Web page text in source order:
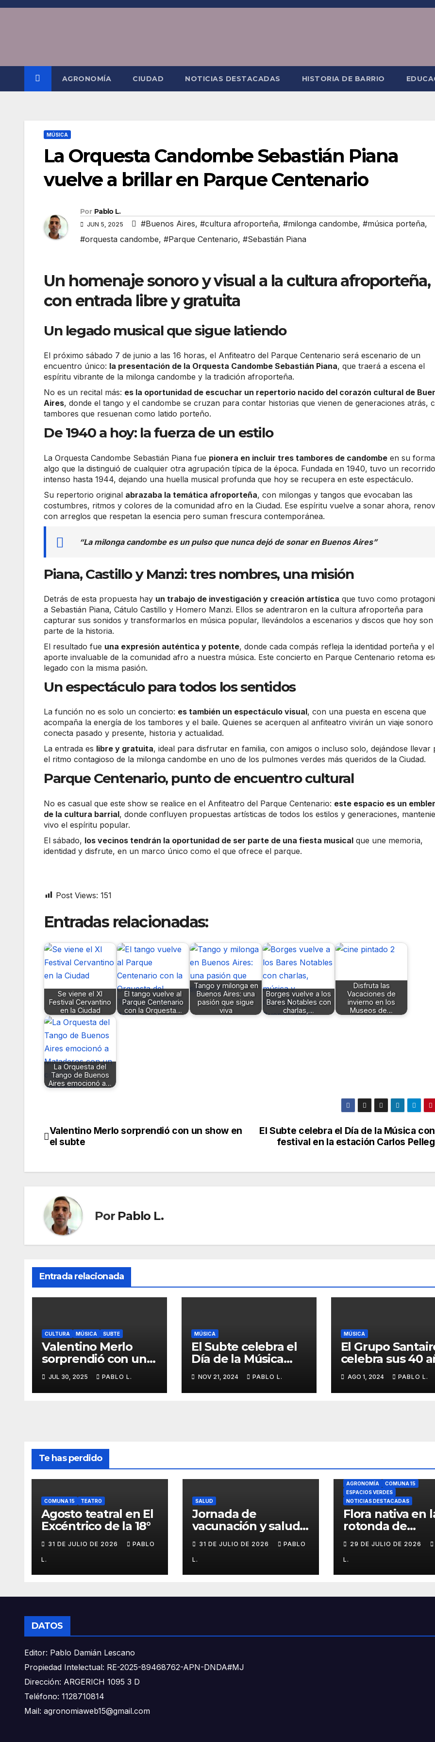
Saltar
AGRONOMÍA CIUDAD NOTICIAS DESTACADAS HISTORIA DE BARRIO
MÚSICA
La Orquesta Candombe Sebastián Piana
vuelve a brillar en Parque Centenario
Por Pablo L.
JUN 5, 2025 #Buenos Aires, #cultura afroporteña, #milonga candombe, #música porteña,
#orquesta candombe, #Parque Centenario, #Sebastián Piana
Un homenaje sonoro y visual a la cultura afroporteña,
con entrada libre y gratuita
Un legado musical que sigue latiendo
El próximo sábado 7 de junio a las 16 horas, el Anfiteatro del Parque Centenario será escenario de un
encuentro único: la presentación de la Orquesta Candombe Sebastián Piana, que traerá a escena el
espíritu vibrante de la milonga candombe y la tradición afroporteña.
No es un recital más: es la oportunidad de escuchar un repertorio nacido del corazón cultural de
Aires, donde el tango y el candombe se cruzan para contar historias que vienen de generaciones atrás,
tambores que resuenan como latido porteño.
De 1940 a hoy: la fuerza de un estilo
La Orquesta Candombe Sebastián Piana fue pionera en incluir tres tambores de candombe en su
algo que la distinguió de cualquier otra agrupación típica de la época. Fundada en 1940, tuvo un recorrido
intenso hasta 1944, dejando una huella musical profunda que hoy se recupera en este espectáculo.
Su repertorio original abrazaba la temática afroporteña, con milongas y tangos que evocaban las
costumbres, ritmos y colores de la comunidad afro en la Ciudad. Ese espíritu vuelve a sonar ahora,
con arreglos que respetan la esencia pero suman frescura contemporánea.
“La milonga candombe es un pulso que nunca dejó de sonar en Buenos Aires”
Piana, Castillo y Manzi: tres nombres, una misión
Detrás de esta propuesta hay un trabajo de investigación y creación artística que tuvo como
a Sebastián Piana, Cátulo Castillo y Homero Manzi. Ellos se adentraron en la cultura afroporteña para
capturar sus sonidos y transformarlos en música popular, llevándolos a escenarios y discos que hoy son
parte de la historia.
El resultado fue una expresión auténtica y potente, donde cada compás refleja la identidad porteña y el
aporte invaluable de la comunidad afro a nuestra música. Este concierto en Parque Centenario retoma
legado con la misma pasión.
Un espectáculo para todos los sentidos
La función no es solo un concierto: es también un espectáculo visual, con una puesta en escena que
acompaña la energía de los tambores y el baile. Quienes se acerquen al anfiteatro vivirán un viaje sonoro
conecta pasado y presente, historia y actualidad.
La entrada es libre y gratuita, ideal para disfrutar en familia, con amigos o incluso solo, dejándose llevar
el ritmo contagioso de la milonga candombe en uno de los pulmones verdes más queridos de la Ciudad.
Parque Centenario, punto de encuentro cultural
No es casual que este show se realice en el Anfiteatro del Parque Centenario: este espacio es un
de la cultura barrial, donde confluyen propuestas artísticas de todos los estilos y generaciones,
vivo el espíritu popular.
El sábado, los vecinos tendrán la oportunidad de ser parte de una fiesta musical que une memoria,
identidad y disfrute, en un marco único como el que ofrece el parque.
Post Views: 151
Entradas relacionadas:
Se viene el XI
Festival Cervantino
en la Ciudad
El tango vuelve al
Parque Centenario
con la Orquesta…
Tango y milonga en
Buenos Aires: una
pasión que sigue
viva
Borges vuelve a los
Bares Notables con
charlas,…
Disfruta las
Vacaciones de
invierno en los
Museos de…
La Orquesta del
Tango de Buenos
Aires emocionó a…
Navegación
entradas
El Subte celebra el Día de la Música
festival en la estación Carlos
Valentino Merlo sorprendió con un show en
el subte
Por Pablo L.
Entrada relacionada
CULTURA MÚSICA SUBTE
Valentino Merlo
sorprendió con un
show en el subte
JUL 30, 2025 PABLO L.
MÚSICA
El Subte celebra el
Día de la Música
con un festival en la
estación Carlos
Pellegrini
NOV 21, 2024 PABLO L.
MÚSICA
El Grupo
celebra sus 40
con folklore en
Parque
AGO 1, 2024 PABLO L.
Te has perdido
COMUNA 15 TEATRO
Agosto teatral en El
Excéntrico de la 18°
31 DE JULIO DE 2026 PABLO
L.
SALUD
Jornada de
vacunación y salud
bucal para chicos
31 DE JULIO DE 2026 PABLO
L.
AGRONOMÍA
COMUNA 15
ESPACIOS VERDES
NOTICIAS DESTACADAS
Flora nativa en
rotonda de
Agronomía
29 DE JULIO DE 2026
L.
DATOS
Editor: Pablo Damián Lescano
Propiedad Intelectual: RE-2025-89468762-APN-DNDA#MJ
Dirección: ARGERICH 1095 3 D
Teléfono: 1128710814
Mail: agronomiaweb15@gmail.com